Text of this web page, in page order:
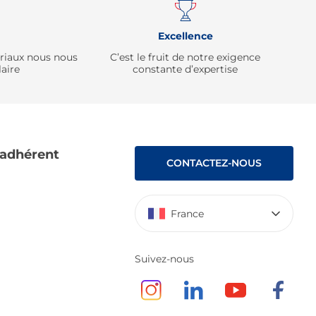
nous nous
Excellence
C’est le fruit de notre exigence
constante d’expertise
CONTACTEZ-NOUS
France
Suivez-nous